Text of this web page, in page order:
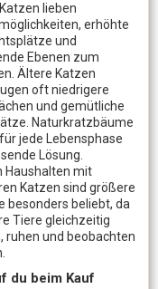
lieben
erhöhte
und
Ebenen zum
Ältere Katzen
oft niedrigere
und gemütliche
Naturkratzbäume
jede Lebensphase
Lösung.
Haushalten mit
Katzen sind größere
besonders beliebt, da
Tiere gleichzeitig
ruhen und beobachten
du beim Kauf